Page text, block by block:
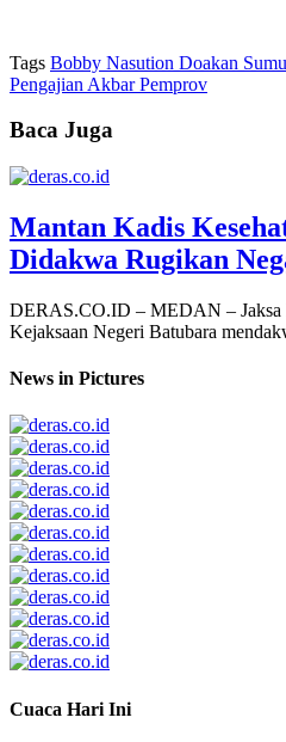
Tags Bobby Nasution Doakan
Pengajian Akbar Pemprov
Baca Juga
Mantan Kadis
Didakwa Rugikan
DERAS.CO.ID – MEDAN – Jaksa
Kejaksaan Negeri Batubara
News in Pictures
Cuaca Hari Ini